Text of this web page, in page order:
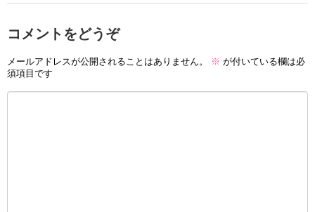
コメントをどうぞ
メールアドレスが公開されることはありません。 ※ が付いている欄は必
須項目です